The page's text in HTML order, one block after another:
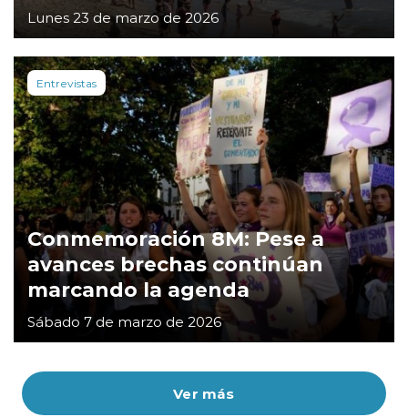
Ver más
Lunes 23 de marzo de 2026
Entrevistas
Conmemoración 8M: Pese a
avances brechas continúan
marcando la agenda
Sábado 7 de marzo de 2026